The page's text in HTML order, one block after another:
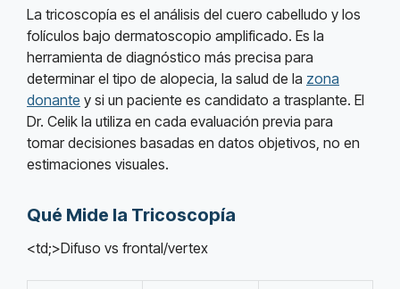
La tricoscopía es el análisis del cuero cabelludo y los
folículos bajo dermatoscopio amplificado. Es la
herramienta de diagnóstico más precisa para
determinar el tipo de alopecia, la salud de la zona
donante y si un paciente es candidato a trasplante. El
Dr. Celik la utiliza en cada evaluación previa para
tomar decisiones basadas en datos objetivos, no en
estimaciones visuales.
Qué Mide la Tricoscopía
<td;>Difuso vs frontal/vertex